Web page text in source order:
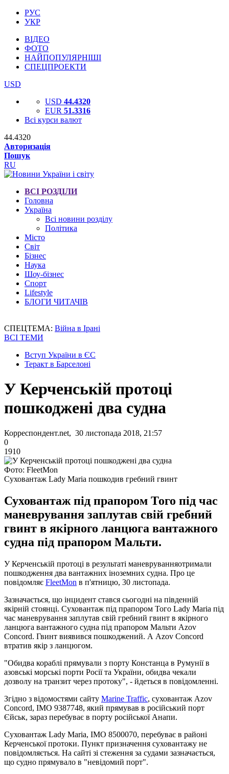
РУС
УКР
ВІДЕО
ФОТО
НАЙПОПУЛЯРНІШІ
СПЕЦПРОЕКТИ
USD
USD 44.4320
EUR 51.3316
Всі курси валют
44.4320
Авторизація
Пошук
RU
ВСІ РОЗДІЛИ
Головна
Україна
Всі новини розділу
Політика
Місто
Світ
Бізнес
Наука
Шоу-бізнес
Спорт
Lifestyle
БЛОГИ ЧИТАЧІВ
СПЕЦТЕМА: Війна в Ірані
ВСІ ТЕМИ
Вступ України в ЄС
Теракт в Барселоні
У Керченській протоці
пошкоджені два судна
Корреспондент.net, 30 листопада 2018, 21:57
0
1910
Фото: FleetMon
Суховантаж Lady Maria пошкодив гребний гвинт
Суховантаж під прапором Того під час
маневрування заплутав свій гребний
гвинт в якірного ланцюга вантажного
судна під прапором Мальти.
У Керченській протоці в результаті маневруванняотримали
пошкодження два вантажних іноземних судна. Про це
повідомляє FleetMon в п'ятницю, 30 листопада.
Зазначається, що інцидент стався сьогодні на південній
якірній стоянці. Суховантаж під прапором Того Lady Maria під
час маневрування заплутав свій гребний гвинт в якірного
ланцюга вантажного судна під прапором Мальти Azov
Concord. Гвинт виявився пошкоджений. А Azov Concord
втратив якір з ланцюгом.
"Обидва кораблі прямували з порту Констанца в Румунії в
азовські морські порти Росії та України, обидва чекали
дозволу на транзит через протоку", - йдеться в повідомленні.
Згідно з відомостями сайту Marine Traffic, суховантаж Azov
Concord, IMO 9387748, який прямував в російський порт
Єйськ, зараз перебуває в порту російської Анапи.
Суховантаж Lady Maria, IMO 8500070, перебуває в районі
Керченської протоки. Пункт призначення суховантажу не
повідомляється. На сайті зі стеження за судами зазначається,
що судно прямувало в "невідомий порт".